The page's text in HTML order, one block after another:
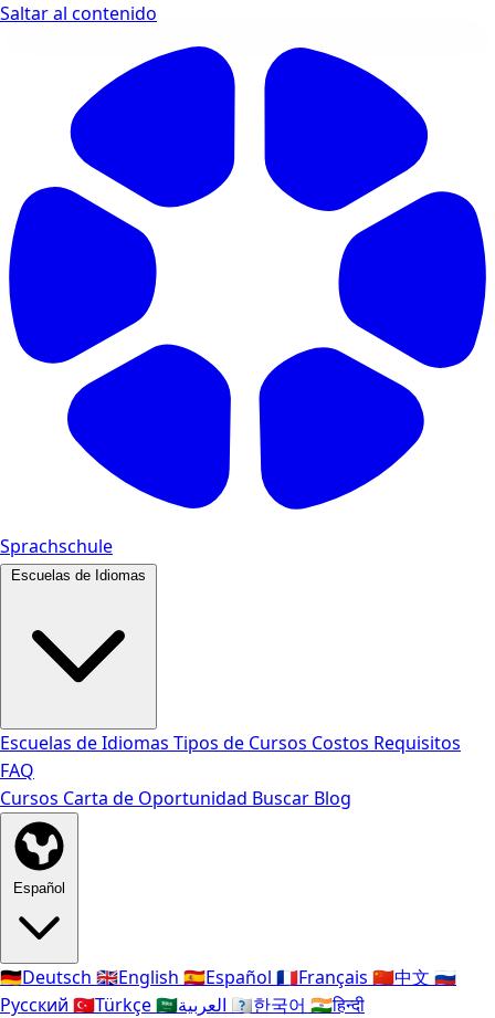
Saltar al contenido
Sprachschule
Escuelas de Idiomas
Escuelas de Idiomas Tipos de Cursos Costos Requisitos
FAQ
Cursos Carta de Oportunidad Buscar Blog
Español
🇩🇪Deutsch 🇬🇧English 🇪🇸Español 🇫🇷Français 🇨🇳中文 🇷🇺
Русский 🇹🇷Türkçe🇸🇦 🇰🇷한국어 🇮🇳हिन्दी